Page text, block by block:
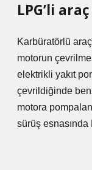
LPG’li
Karbüratörlü
motorun
elektrikli yakıt
çevrildiğinde
motora
sürüş